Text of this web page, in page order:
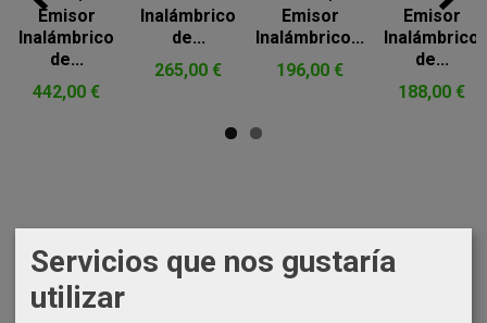
MARCAS
Emisor
Inalámbrico
de...
442,00 €
Inalámbrico
de...
265,00 €
Emisor
Inalámbrico...
196,00 €
Emisor
Inalámbrico
de...
188,00 €
Servicios que nos gustaría
utilizar